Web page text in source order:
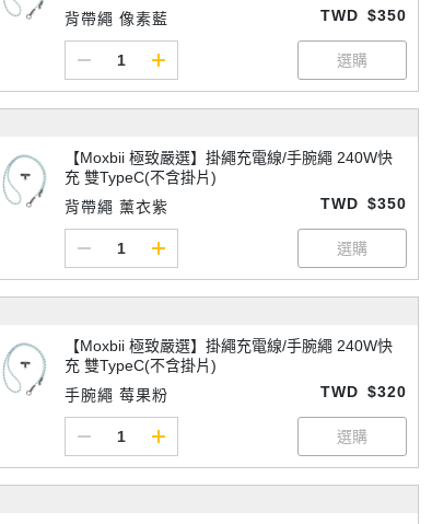
背帶繩 像素藍
TWD $350
【Moxbii 極致嚴選】掛繩充電線/手腕繩 240W快
充 雙TypeC(不含掛片)
背帶繩 薰衣紫
TWD $350
【Moxbii 極致嚴選】掛繩充電線/手腕繩 240W快
充 雙TypeC(不含掛片)
手腕繩 莓果粉
TWD $320